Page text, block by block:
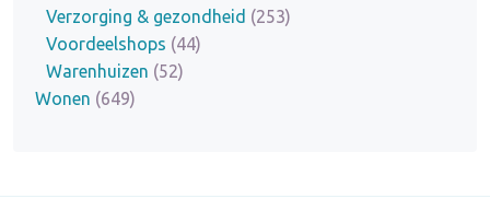
Verzorging & gezondheid (253)
Voordeelshops (44)
Warenhuizen (52)
Wonen (649)